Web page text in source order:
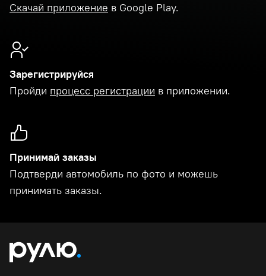
Скачай приложение в Google Play.
Зарегистрируйся
Пройди процесс регистрации в приложении.
Принимай заказы
Подтверди автомобиль по фото и можешь
принимать заказы.